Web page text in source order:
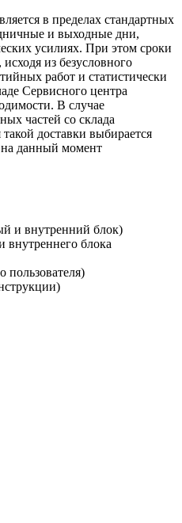
в пределах стандартных
и выходные дни,
усилиях. При этом сроки
из безусловного
работ и статистически
Сервисного центра
В случае
частей со склада
доставки выбирается
данный момент
и внутренний блок)
внутреннего блока
пользователя)